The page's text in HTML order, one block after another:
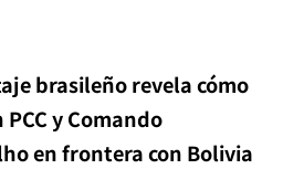
brasileño revela cómo
y Comando
en frontera con Bolivia